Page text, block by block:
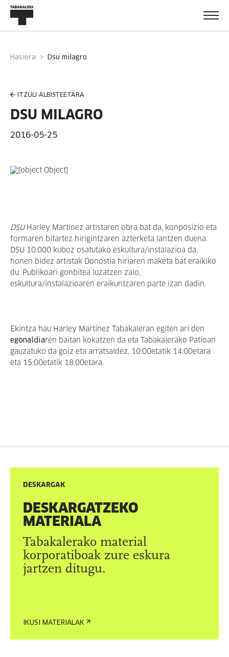
Hasiera dsu milagro
ITZULI ALBISTEETARA
DSU MILAGRO
2016-05-25
DSUHarley Martínez artistaren obra bat da, konposizio eta
formaren bitartez hirigintzaren azterketa lantzen duena.
DSU 10.000 kuboz osatutako eskultura/instalazioa da,
honen bidez artistak Donostia hiriaren maketa bat eraikiko
du. Publikoari gonbitea luzatzen zaio,
eskultura/instalazioaren eraikuntzaren parte izan dadin.
Ekintza hau Harley Martínez Tabakaleran egiten ari den
egonaldia ren baitan kokatzen da eta Tabakalerako Patioan
gauzatuko da goiz eta arratsaldez, 10:00etatik 14:00etara
eta 15:00etatik 18:00etara.
DESKARGAK
DESKARGATZEKO
MATERIALA
Tabakalerako material
korporatiboak zure eskura
jartzen ditugu.
IKUSI MATERIALAK